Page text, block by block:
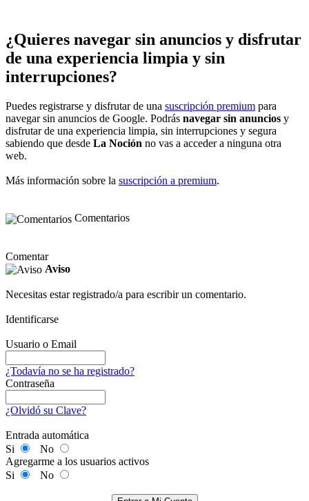
¿Quieres navegar sin anuncios y disfrutar
de una experiencia limpia y sin
interrupciones?
Puedes registrarse y disfrutar de una suscripción premium para
navegar sin anuncios de Google. Podrás navegar sin anuncios y
disfrutar de una experiencia limpia, sin interrupciones y segura
sabiendo que desde La Noción no vas a acceder a ninguna otra
web.
Más información sobre la suscripción a premium.
Comentarios
Comentar
Aviso
Necesitas estar registrado/a para escribir un comentario.
Identificarse
Usuario o Email
¿Todavía no se ha registrado?
Contraseña
¿Olvidó su Clave?
Entrada automática
Si
No
Agregarme a los usuarios activos
Si
No